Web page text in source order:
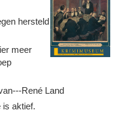
hersteld
meer
René Land
is aktief.